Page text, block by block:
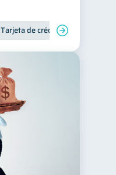
1
Tarjeta de crédito